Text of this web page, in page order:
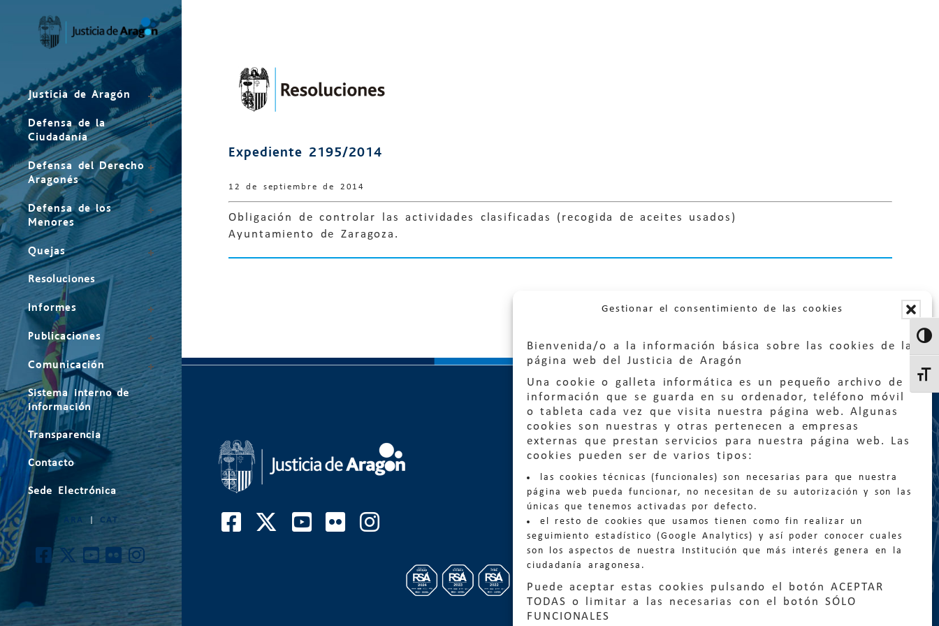
Gestionar el consentimiento de las cookies
Bienvenida/o a la información básica sobre las cookies de la
página web del Justicia de Aragón
Una cookie o galleta informática es un pequeño archivo de
información que se guarda en su ordenador, teléfono móvil
o tableta cada vez que visita nuestra página web. Algunas
cookies son nuestras y otras pertenecen a empresas
externas que prestan servicios para nuestra página web. Las
cookies pueden ser de varios tipos:
las cookies técnicas (funcionales) son necesarias para que nuestra
página web pueda funcionar, no necesitan de su autorización y son las
únicas que tenemos activadas por defecto.
el resto de cookies que usamos tienen como fin realizar un
seguimiento estadístico (Google Analytics) y así poder conocer cuales
son los aspectos de nuestra Institución que más interés genera en la
ciudadanía aragonesa.
Puede aceptar estas cookies pulsando el botón ACEPTAR
TODAS o limitar a las necesarias con el botón SÓLO
FUNCIONALES
Justicia de Aragón
Defensa de la
Ciudadanía
Defensa del Derecho
Aragonés
Defensa de los
Menores
Quejas
Resoluciones
Informes
Publicaciones
Comunicación
Sistema interno de
información
Transparencia
Contacto
Sede Electrónica
CAT
Expediente 2195/2014
12 de septiembre de 2014
Obligación de controlar las actividades clasificadas (recogida de aceites usados)
Ayuntamiento de Zaragoza.
Quejas:quejas@eljusticiadearagon.es
Información general:
informacion@eljusticiadearagon.es
Teléfonos: 900 210 210/ 976 399 354